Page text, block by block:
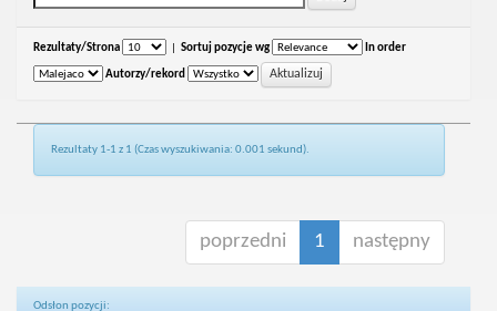
Rezultaty/Strona Sortuj pozycje wg In order
Autorzy/rekord
Rezultaty 1-1 z 1 (Czas wyszukiwania: 0.001 sekund).
poprzedni 1 następny
Odsłon pozycji: